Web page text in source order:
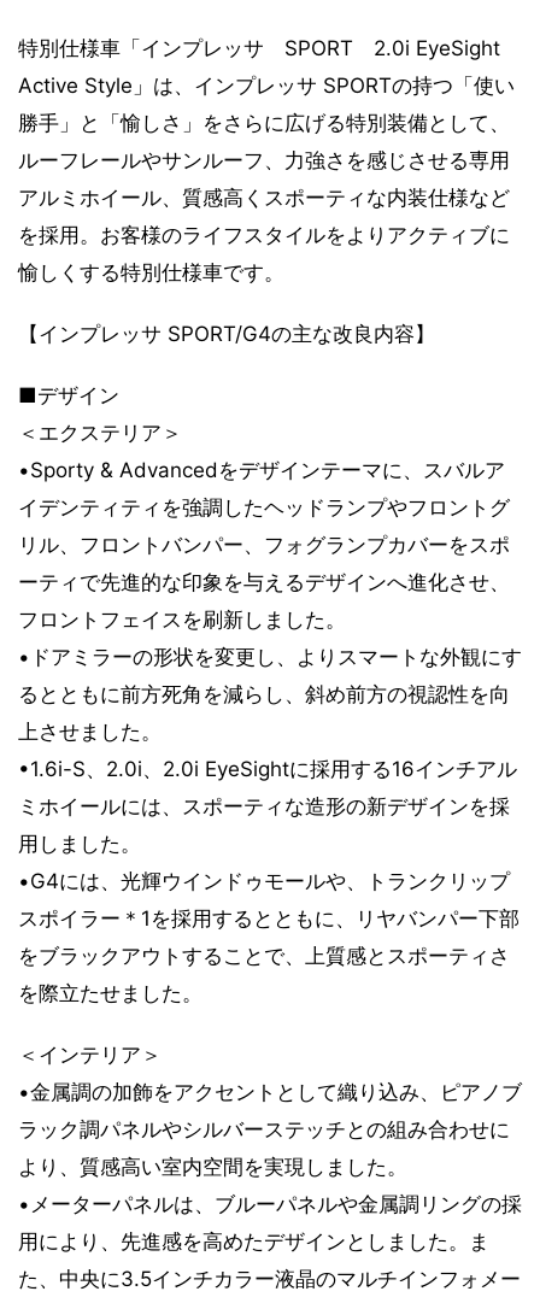
特別仕様車「インプレッサ SPORT 2.0i EyeSight
Active Style」は、インプレッサ SPORTの持つ「使い
勝手」と「愉しさ」をさらに広げる特別装備として、
ルーフレールやサンルーフ、力強さを感じさせる専用
アルミホイール、質感高くスポーティな内装仕様など
を採用。お客様のライフスタイルをよりアクティブに
愉しくする特別仕様車です。
【インプレッサ SPORT/G4の主な改良内容】
■デザイン
＜エクステリア＞
•Sporty & Advancedをデザインテーマに、スバルア
イデンティティを強調したヘッドランプやフロントグ
リル、フロントバンパー、フォグランプカバーをスポ
ーティで先進的な印象を与えるデザインへ進化させ、
フロントフェイスを刷新しました。
•ドアミラーの形状を変更し、よりスマートな外観にす
るとともに前方死角を減らし、斜め前方の視認性を向
上させました。
•1.6i-S、2.0i、2.0i EyeSightに採用する16インチアル
ミホイールには、スポーティな造形の新デザインを採
用しました。
•G4には、光輝ウインドゥモールや、トランクリップ
スポイラー＊1を採用するとともに、リヤバンパー下部
をブラックアウトすることで、上質感とスポーティさ
を際立たせました。
＜インテリア＞
•金属調の加飾をアクセントとして織り込み、ピアノブ
ラック調パネルやシルバーステッチとの組み合わせに
より、質感高い室内空間を実現しました。
•メーターパネルは、ブルーパネルや金属調リングの採
用により、先進感を高めたデザインとしました。ま
た、中央に3.5インチカラー液晶のマルチインフォメー